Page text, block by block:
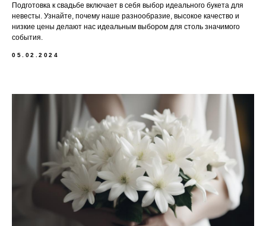
Подготовка к свадьбе включает в себя выбор идеального букета для
невесты. Узнайте, почему наше разнообразие, высокое качество и
низкие цены делают нас идеальным выбором для столь значимого
события.
05.02.2024